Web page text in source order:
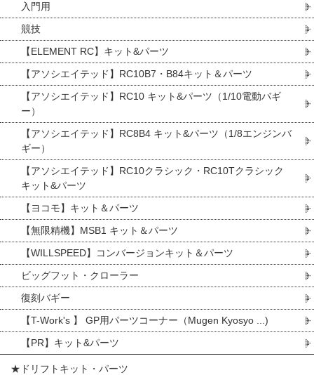
入門用
競技
【ELEMENT RC】キット&パーツ
【アソシエイテッド】RC10B7・B84キット＆パーツ
【アソシエイテッド】RC10 キット&パーツ（1/10電動バギ
ー）
【アソシエイテッド】RC8B4 キット&パーツ（1/8エンジンバ
ギー）
【アソシエイテッド】RC10クラシック・RC10Tクラシック
キット&パーツ
【ヨコモ】キット＆パーツ
【無限精機】MSB1 キット＆パーツ
【WILLSPEED】コンバージョンキット＆パーツ
ビッグフット・クローラー
復刻バギー
【T-Work's 】 GP用パーツコーナー（Mugen Kyosyo ...)
【PR】キット&パーツ
★ドリフトキット・パーツ